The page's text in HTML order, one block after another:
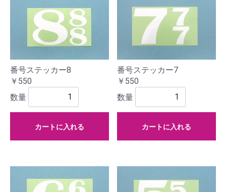
番号ステッカー8
￥550
数量
カートに入れる
番号ステッカー7
￥550
数量
カートに入れる